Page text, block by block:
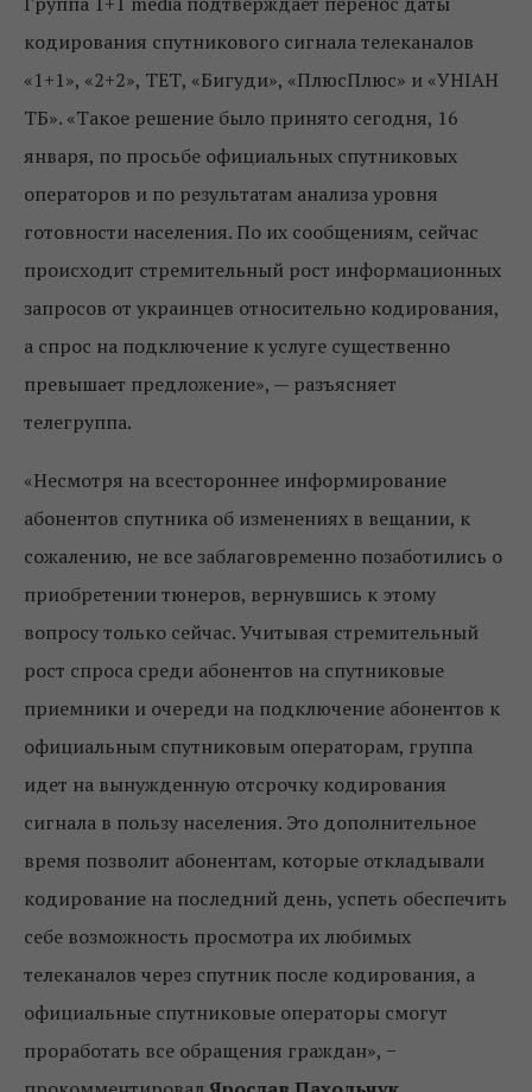
кодирования спутникового сигнала телеканалов
«1+1», «2+2», ТЕТ, «Бигуди», «ПлюсПлюс» и «УНІАН
ТБ». «Такое решение было принято сегодня, 16
января, по просьбе официальных спутниковых
операторов и по результатам анализа уровня
готовности населения. По их сообщениям, сейчас
происходит стремительный рост информационных
запросов от украинцев относительно кодирования,
а спрос на подключение к услуге существенно
превышает предложение», — разъясняет
телегруппа.
«Несмотря на всестороннее информирование
абонентов спутника об изменениях в вещании, к
сожалению, не все заблаговременно позаботились о
приобретении тюнеров, вернувшись к этому
вопросу только сейчас. Учитывая стремительный
рост спроса среди абонентов на спутниковые
приемники и очереди на подключение абонентов к
официальным спутниковым операторам, группа
идет на вынужденную отсрочку кодирования
сигнала в пользу населения. Это дополнительное
время позволит абонентам, которые откладывали
кодирование на последний день, успеть обеспечить
себе возможность просмотра их любимых
телеканалов через спутник после кодирования, а
официальные спутниковые операторы смогут
проработать все обращения граждан», −